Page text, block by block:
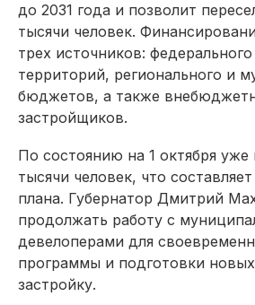
до 2031 года и позволит
тысячи человек.
трех источников:
территорий, регионального и
бюджетов, а также
застройщиков.
По состоянию на 1 октября уже
тысячи человек, что
плана. Губернатор Дмитрий
продолжать работу с
девелоперами для
программы и подготовки
застройку.